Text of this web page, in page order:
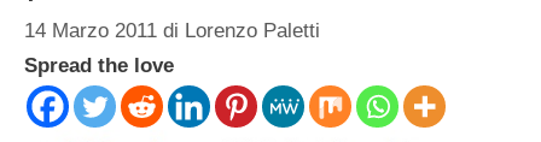
14 Marzo 2011 di Lorenzo Paletti
Spread the love